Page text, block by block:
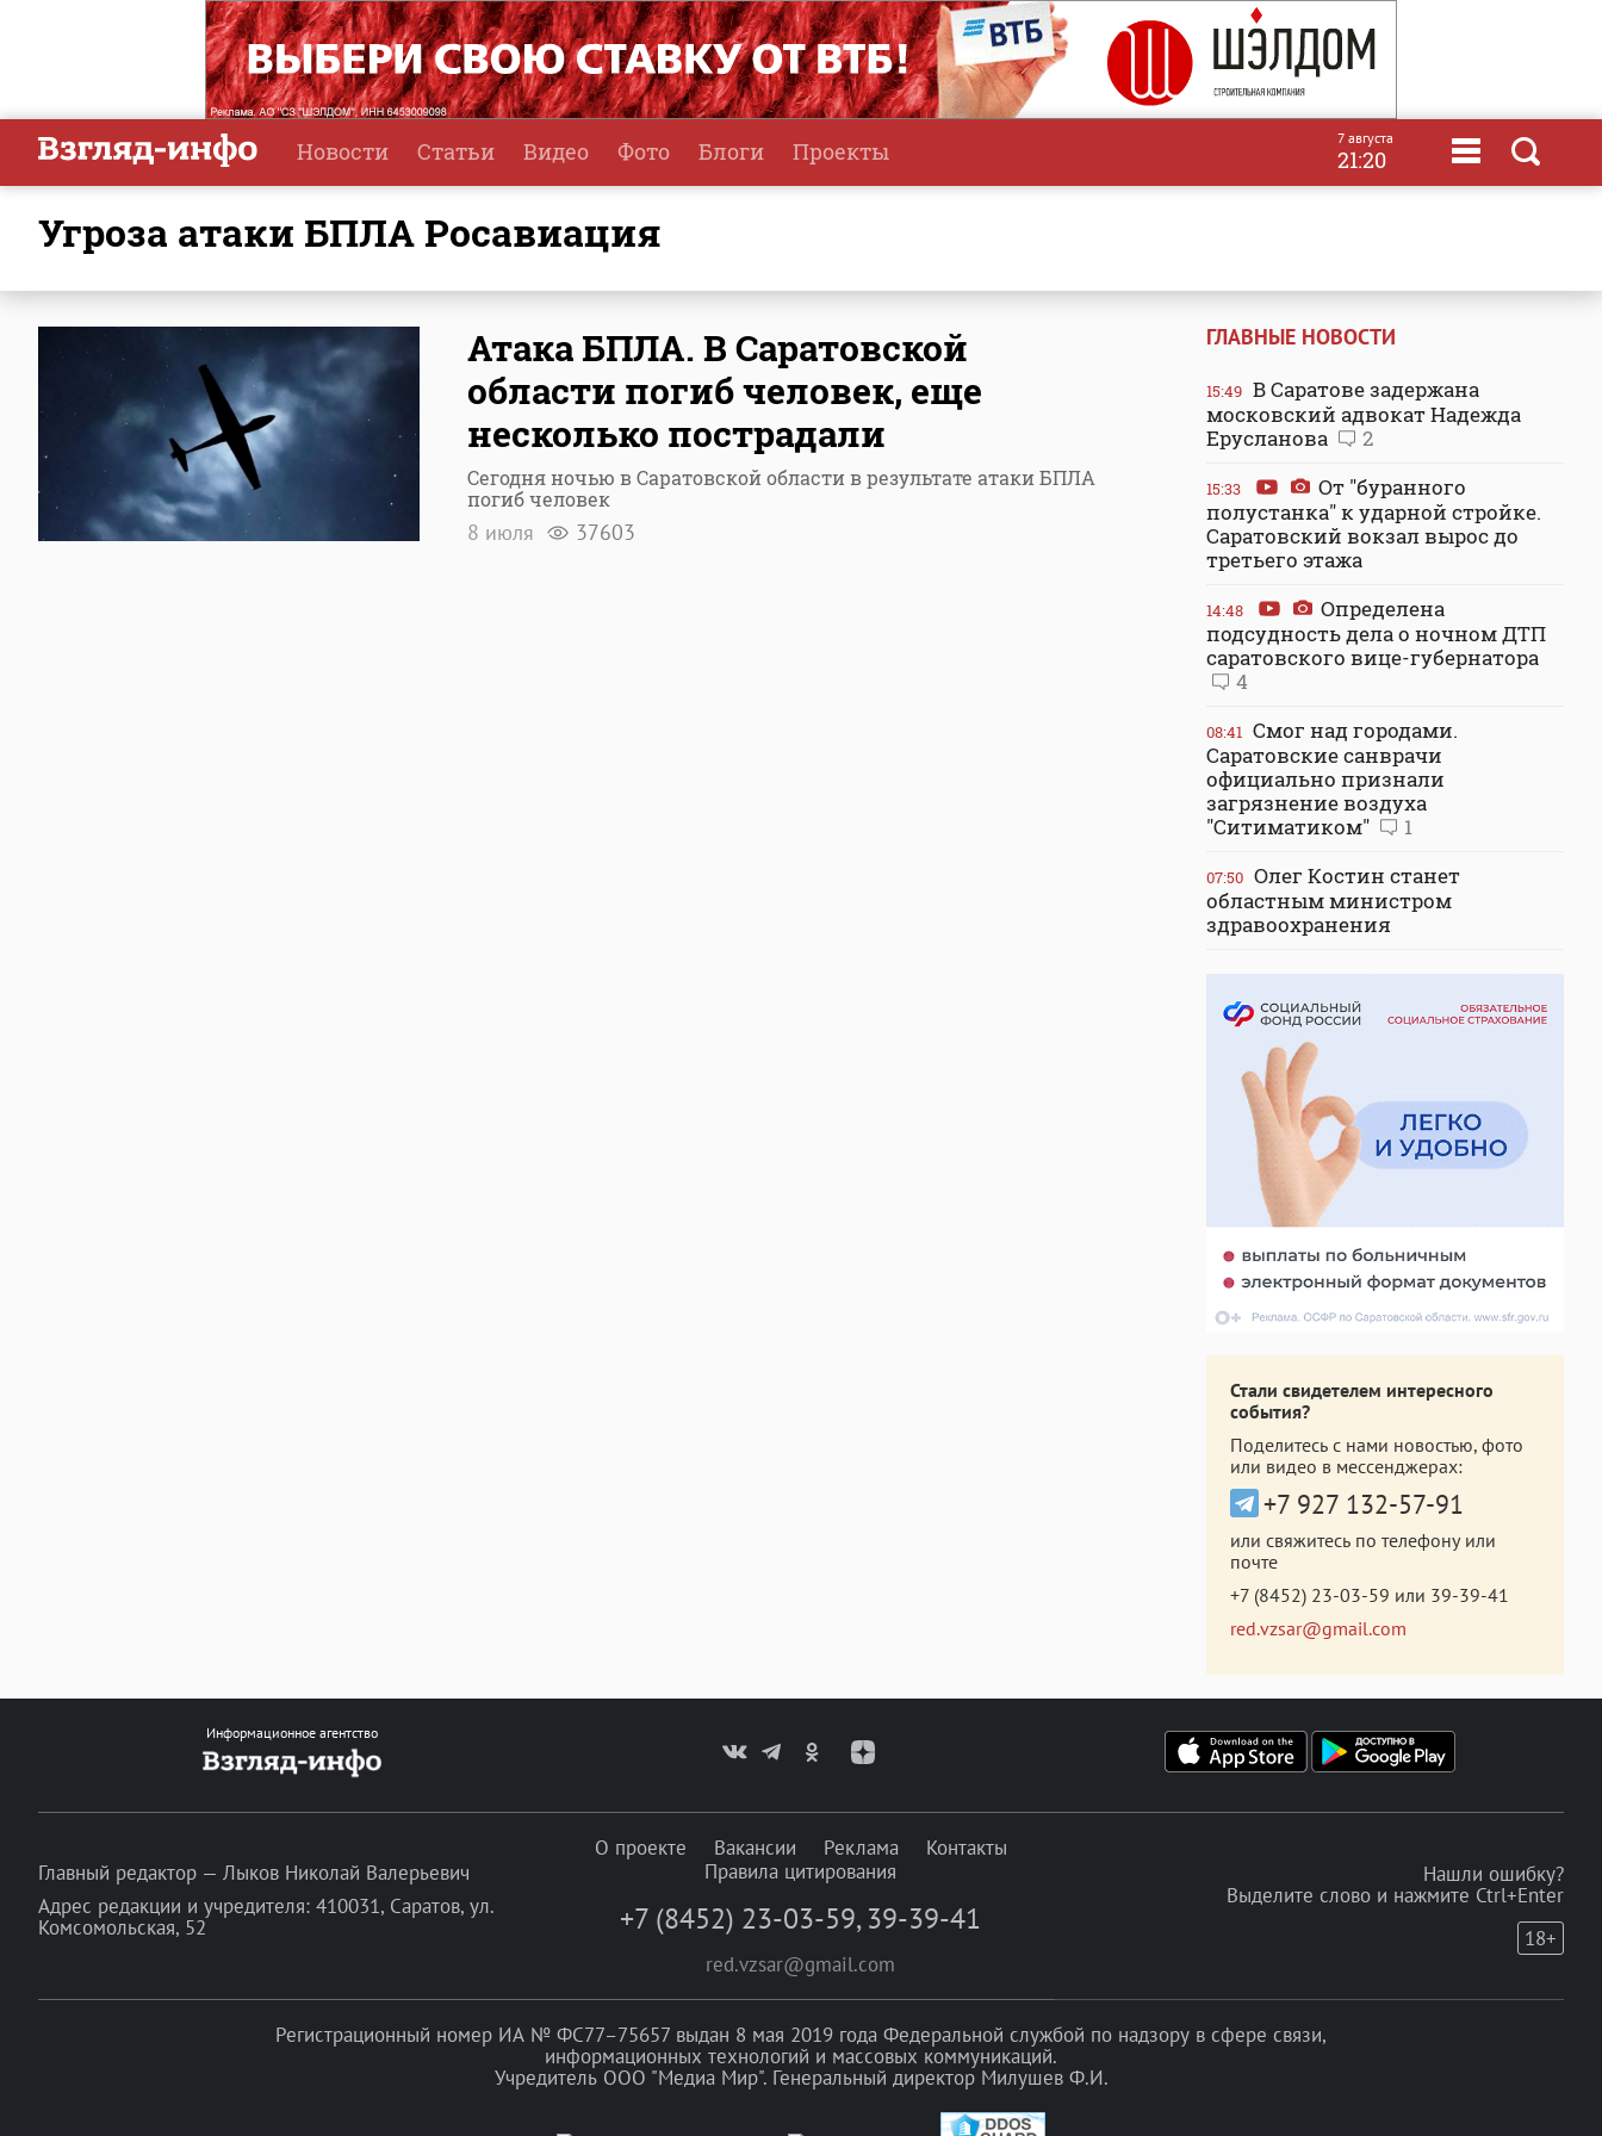
Новости Статьи Видео Фото Блоги Проекты 7 августа
21:20
угроза атаки БПЛА Росавиация
Атака БПЛА. В Саратовской
области погиб человек, еще
несколько пострадали
Сегодня ночью в Саратовской области в результате атаки БПЛА
погиб человек
8 июля 37603
ГЛАВНЫЕ НОВОСТИ
15:49 В Саратове задержана
московский адвокат Надежда
Ерусланова
2
15:33
От "буранного
полустанка" к ударной стройке.
Саратовский вокзал вырос до
третьего этажа
14:48
Определена
подсудность дела о ночном ДТП
саратовского вице-губернатора
4
08:41 Смог над городами.
Саратовские санврачи
официально признали
загрязнение воздуха
"Ситиматиком"
1
07:50 Олег Костин станет
областным министром
здравоохранения
Стали свидетелем интересного
события?
Поделитесь с нами новостью, фото
или видео в мессенджерах:
+7 927 132-57-91
или свяжитесь по телефону или
почте
+7 (8452) 23-03-59 или 39-39-41
red.vzsar@gmail.com
Информационное агентство
Главный редактор — Лыков Николай Валерьевич
Адрес редакции и учредителя: 410031, Саратов, ул.
Комсомольская, 52
О проекте Вакансии Реклама
Контакты
Правила цитирования
+7 (8452) 23-03-59, 39-39-41
red.vzsar@gmail.com
Нашли ошибку?
Выделите слово и нажмите Ctrl+Enter
18+
Регистрационный номер ИА № ФС77–75657 выдан 8 мая 2019 года Федеральной службой по надзору в сфере связи,
информационных технологий и массовых коммуникаций.
Учредитель ООО "Медиа Мир". Генеральный директор Милушев Ф.И.